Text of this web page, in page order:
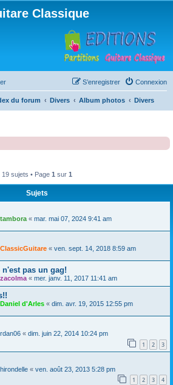
Classique
Connexion
S’enregistrer
du forum Divers Album photos Divers
19 sujets • Page 1 sur 1
Sujets
tambora « mar. mai 07, 2024 9:41 am
ClassicGuitare « ven. sept. 14, 2018 8:59 am
pas un gag!
zacolma « mer. janv. 11, 2017 11:41 am
Daniel d'Arles « dim. avr. 19, 2015 12:55 pm
rdan06 « dim. juin 22, 2014 10:24 pm
1 2 3
hirondelle « ven. août 23, 2013 5:28 pm
1 2 3 4